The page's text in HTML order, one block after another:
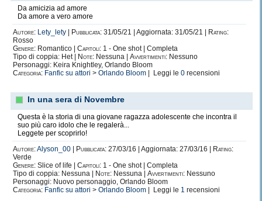
Da amicizia ad amore
Da amore a vero amore
Autore: Lety_lety Pubblicata: 31/05/21 | Aggiornata: 31/05/21 |
Rating:
Rosso
Genere: Romantico | Capitoli: 1 - One shot | Completa
Tipo di coppia: Het |
Note: Nessuna | Avvertimenti: Nessuno
Personaggi: Keira Knightley, Orlando Bloom
Categoria: Fanfic su attori > Orlando Bloom | Leggi le 0 recensioni
In una sera di Novembre
Questa è la storia di una giovane ragazza adolescente che incontra il
suo più caro idolo che le regalerà...
Leggete per scoprirlo!
Autore:Alyson_00 Pubblicata: 27/03/16 | Aggiornata: 27/03/16 |
Rating:
Verde
Genere: Slice of life | Capitoli: 1 - One shot | Completa
Tipo di coppia: Nessuna |
Note: Nessuna | Avvertimenti: Nessuno
Personaggi: Nuovo personaggio, Orlando Bloom
Categoria: Fanfic su attori > Orlando Bloom | Leggi le 1 recensioni